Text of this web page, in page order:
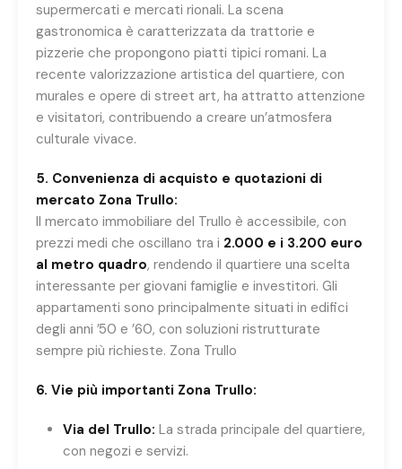
supermercati e mercati rionali. La scena
gastronomica è caratterizzata da trattorie e
pizzerie che propongono piatti tipici romani. La
recente valorizzazione artistica del quartiere, con
murales e opere di street art, ha attratto attenzione
e visitatori, contribuendo a creare un’atmosfera
culturale vivace.
5. Convenienza di acquisto e quotazioni di
mercato Zona Trullo:
Il mercato immobiliare del Trullo è accessibile, con
prezzi medi che oscillano tra i 2.000 e i 3.200 euro
al metro quadro, rendendo il quartiere una scelta
interessante per giovani famiglie e investitori. Gli
appartamenti sono principalmente situati in edifici
degli anni ’50 e ’60, con soluzioni ristrutturate
sempre più richieste. Zona Trullo
6. Vie più importanti Zona Trullo:
Via del Trullo: La strada principale del quartiere,
con negozi e servizi.